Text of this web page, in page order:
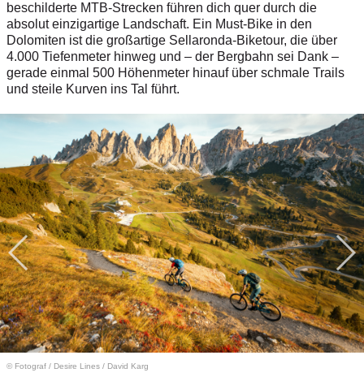
beschilderte MTB-Strecken führen dich quer durch die
absolut einzigartige Landschaft. Ein Must-Bike in den
Dolomiten ist die großartige Sellaronda-Biketour, die über
4.000 Tiefenmeter hinweg und – der Bergbahn sei Dank –
gerade einmal 500 Höhenmeter hinauf über schmale Trails
und steile Kurven ins Tal führt.
© Fotograf / Desire Lines / David Karg